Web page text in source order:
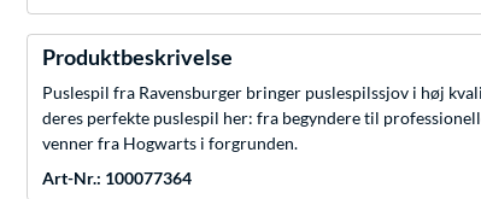
Produktbeskrivelse
Puslespil fra Ravensburger bringer puslespilssjov i høj
deres perfekte puslespil her: fra begyndere til
venner fra Hogwarts i forgrunden.
Art-Nr.: 100077364